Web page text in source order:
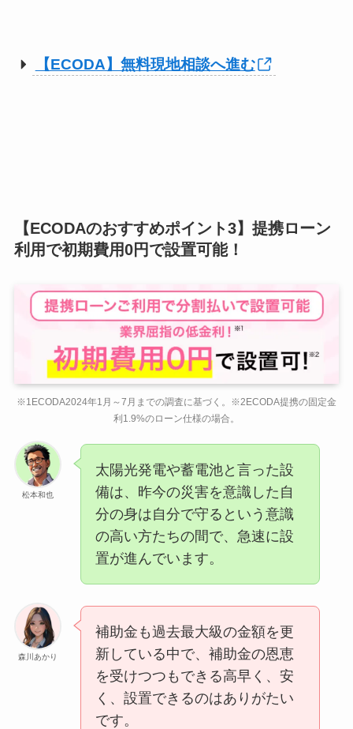
【ECODA】無料現地相談へ進む
【ECODAのおすすめポイント3】提携ローン
利用で初期費用0円で設置可能！
※1ECODA2024年1月～7月までの調査に基づく。※2ECODA提携の固定金
利1.9%のローン仕様の場合。
松本和也
太陽光発電や蓄電池と言った設
備は、昨今の災害を意識した自
分の身は自分で守るという意識
の高い方たちの間で、急速に設
置が進んでいます。
森川あかり
補助金も過去最大級の金額を更
新している中で、補助金の恩恵
を受けつつもできる高早く、安
く、設置できるのはありがたい
です。